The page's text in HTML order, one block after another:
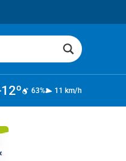
12º 63% 11 km/h